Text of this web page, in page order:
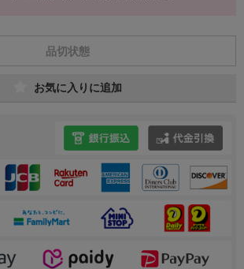
品切状態
お気に入りに追加